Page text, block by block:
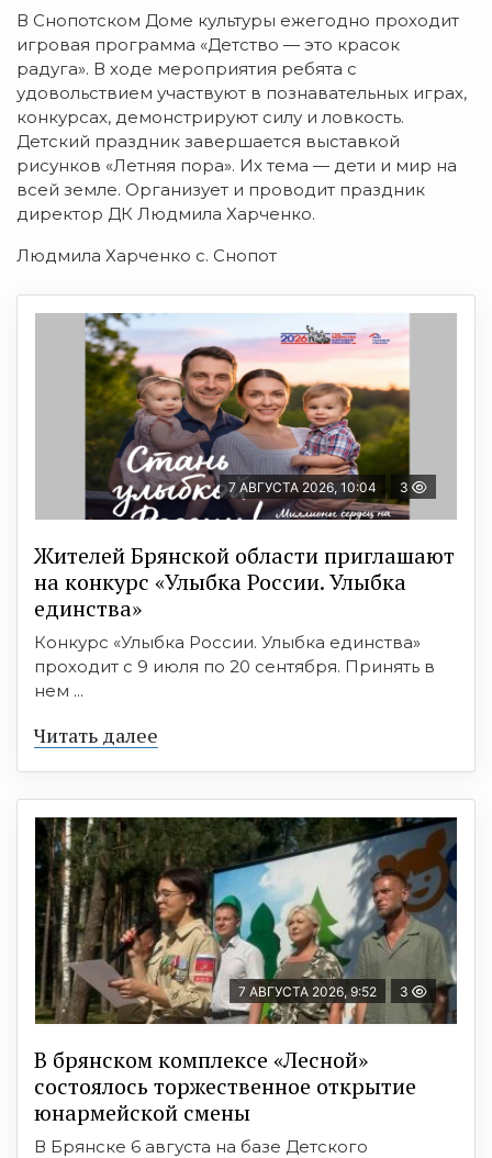
В Снопотском Доме культуры ежегодно проходит
игровая программа «Детство — это красок
радуга». В ходе мероприятия ребята с
удовольствием участвуют в познавательных играх,
конкурсах, демонстрируют силу и ловкость.
Детский праздник завершается выставкой
рисунков «Летняя пора». Их тема — дети и мир на
всей земле. Организует и проводит праздник
директор ДК Людмила Харченко.
Людмила Харченко с. Снопот
7 АВГУСТА 2026, 10:04 3
Жителей Брянской области приглашают
на конкурс «Улыбка России. Улыбка
единства»
Конкурс «Улыбка России. Улыбка единства»
проходит с 9 июля по 20 сентября. Принять в
нем ...
Читать далее
7 АВГУСТА 2026, 9:52 3
В брянском комплексе «Лесной»
состоялось торжественное открытие
юнармейской смены
В Брянске 6 августа на базе Детского